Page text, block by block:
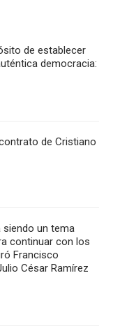
de establecer
democracia:
de Cristiano
siendo un tema
continuar con los
Francisco
César Ramírez